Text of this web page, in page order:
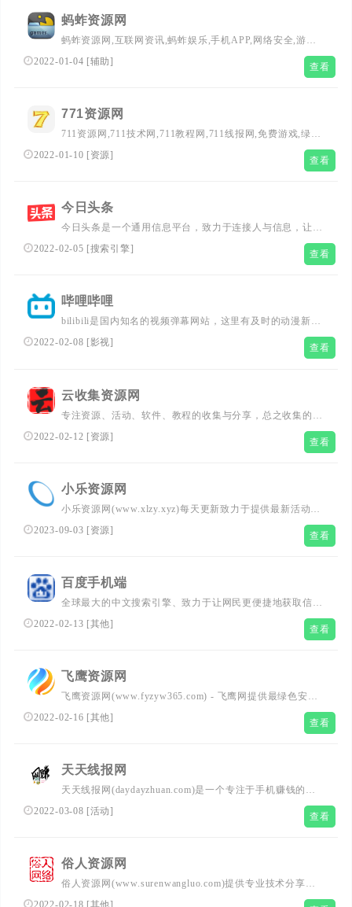
蚂蚱资源网
蚂蚱资源网,互联网资讯,蚂蚱娱乐,手机APP,网络安全,游戏
资源,安卓软件,安卓应用
2022-01-04 [辅助] 查看
771资源网
711资源网,711技术网,711教程网,711线报网,免费游戏,绿色
软件,网站源码,qq技术,小刀娱乐网
2022-01-10 [资源] 查看
今日头条
今日头条是一个通用信息平台，致力于连接人与信息，让优
志丰富的信息得到高效精准的分发，促使信息创造价值
2022-02-05 [搜索引擎] 查看
哔哩哔哩
bilibili是国内知名的视频弹幕网站，这里有及时的动漫新
番，活跃的ACG氛围，有创意的Up主。大家可以在这里找
2022-02-08 [影视] 查看
云收集资源网
专注资源、活动、软件、教程的收集与分享，总之收集的都
是精品哦！
2022-02-12 [资源] 查看
小乐资源网
小乐资源网(www.xlzy.xyz)每天更新致力于提供最新活动线
报,安卓软件,绿色软件,手机游戏,绿色软件,磁力下载软件等
网络优质内容打造顶尖的网络资源站,致力打造网络技术的
2023-09-03 [资源] 查看
百度手机端
全球最大的中文搜索引擎、致力于让网民更便捷地获取信
息，找到所求。百度超过千亿的中文网页数据库，可以瞬间
2022-02-13 [其他] 查看
飞鹰资源网
飞鹰资源网(www.fyzyw365.com) - 飞鹰网提供最绿色安全
免费游戏辅助,QQ技术,辅助源码,页游辅助,单机游戏,手机软
件,破解软件,编程安全与易语言交流等互联网软件资源平台
2022-02-16 [其他] 查看
天天线报网
天天线报网(daydayzhuan.com)是一个专注于手机赚钱的网
站，每天更新现金红包、话费活动、0元购商品实物等薅羊
毛线报活动,为羊毛党、学生、宝妈等提供刚更新最优志的
2022-03-08 [活动] 查看
俗人资源网
俗人资源网(www.surenwangluo.com)提供专业技术分享发
布,包括各类PC软件,手机软件,每天更新大量技术文章及游
2022-02-18 [其他]